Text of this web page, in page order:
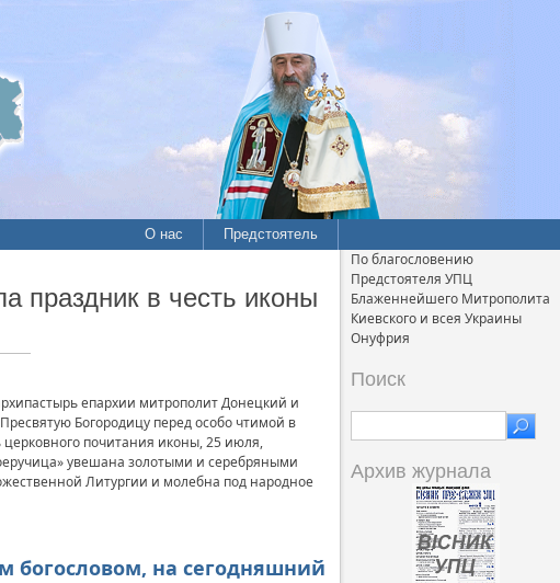
О нас Предстоятель
в честь иконы
епархии митрополит Донецкий и
Богородицу перед особо чтимой в
почитания иконы, 25 июля,
увешана золотыми и серебряными
Литургии и молебна под народное
богословом, на сегодняшний
По благословению
Предстоятеля УПЦ
Блаженнейшего Митрополита
Киевского и всея Украины
Онуфрия
Поиск
Архив журнала